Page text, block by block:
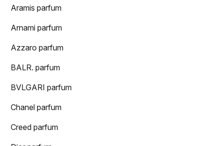
Aramis parfum
Arnami parfum
Azzaro parfum
BALR. parfum
BVLGARI parfum
Chanel parfum
Creed parfum